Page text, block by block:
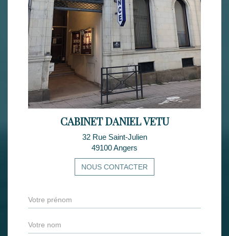
CABINET DANIEL VETU
32 Rue Saint-Julien
49100 Angers
NOUS CONTACTER